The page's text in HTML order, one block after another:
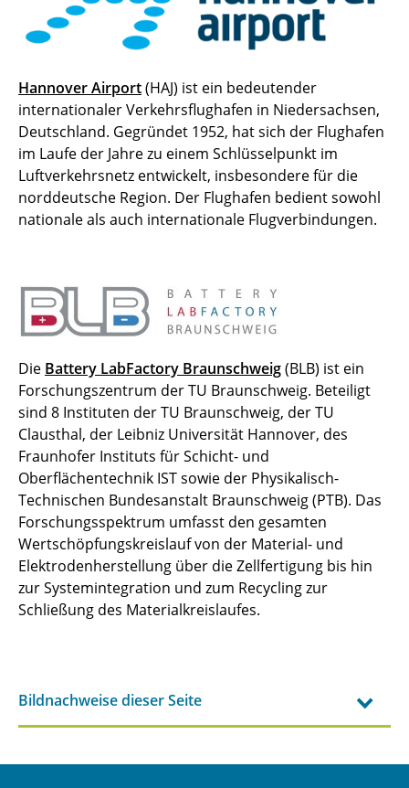
Hannover Airport(HAJ) ist ein bedeutender
internationaler Verkehrsflughafen in Niedersachsen,
Deutschland. Gegründet 1952, hat sich der Flughafen
im Laufe der Jahre zu einem Schlüsselpunkt im
Luftverkehrsnetz entwickelt, insbesondere für die
norddeutsche Region. Der Flughafen bedient sowohl
nationale als auch internationale Flugverbindungen.
Die Battery LabFactory Braunschweig(BLB) ist ein
Forschungszentrum der TU Braunschweig. Beteiligt
sind 8 Instituten der TU Braunschweig, der TU
Clausthal, der Leibniz Universität Hannover, des
Fraunhofer Instituts für Schicht- und
Oberflächentechnik IST sowie der Physikalisch-
Technischen Bundesanstalt Braunschweig (PTB). Das
Forschungsspektrum umfasst den gesamten
Wertschöpfungskreislauf von der Material- und
Elektrodenherstellung über die Zellfertigung bis hin
zur Systemintegration und zum Recycling zur
Schließung des Materialkreislaufes.
Bildnachweise dieser Seite